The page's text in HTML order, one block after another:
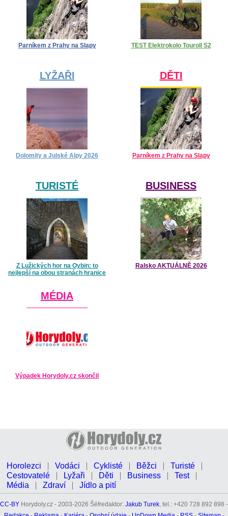
Parníkem z Prahy na Slapy TEST Elektrokolo Touroll S2
LYŽAŘI
Dolomity a Julské Alpy 2026
DĚTI
Parníkem z Prahy na Slapy
TURISTÉ
Z Lužických hor na Oybin: to
nejlepší na obou stranách hranice
BUSINESS
Ralsko AKTUÁLNĚ 2026
MÉDIA
Výpadek Horydoly.cz skončil
Horolezci Vodáci Cyklisté Běžci
Turisté
Cestovatelé
Lyžaři Děti Business
Test
Média
Zdraví Jídlo a pití
CC-BY Horydoly.cz - 2003-2026 Šéfredaktor: Jakub Turek , tel.: +420 728 892 898 -